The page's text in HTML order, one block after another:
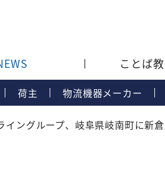
ことば
荷主 物流機器メーカー
イングループ、岐阜県岐南町に新